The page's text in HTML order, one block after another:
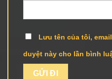
Lưu tên của tôi,
duyệt này cho lần bình